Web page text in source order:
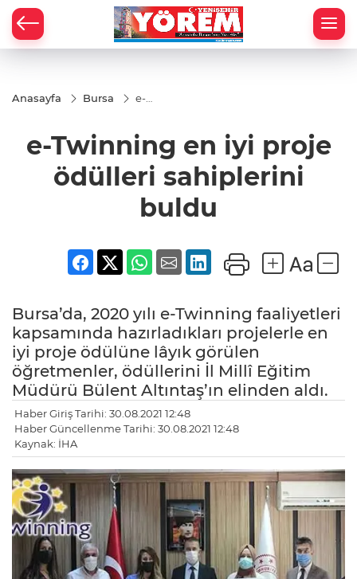
Anasayfa Bursa
e-
proje
ödülleri
sahiplerini
buldu
e-Twinning en iyi proje
ödülleri sahiplerini
buldu
Bursa’da, 2020 yılı e-Twinning faaliyetleri
kapsamında hazırladıkları projelerle en
iyi proje ödülüne lâyık görülen
öğretmenler, ödüllerini İl Millî Eğitim
Müdürü Bülent Altıntaş’ın elinden aldı.
Haber Giriş Tarihi: 30.08.2021 12:48
Haber Güncellenme Tarihi: 30.08.2021 12:48
Kaynak: İHA